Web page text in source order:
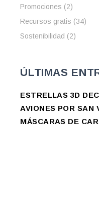
Promociones (2)
Recursos gratis (34)
Sostenibilidad (2)
ÚLTIMAS
ESTRELLAS 3D
AVIONES POR SAN
MÁSCARAS DE